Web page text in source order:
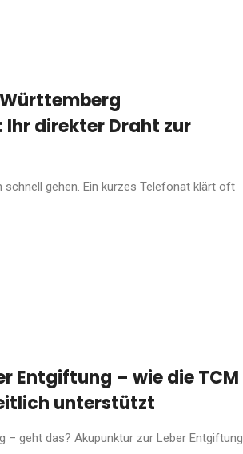
Ihr direkter Draht zur
gehen. Ein kurzes Telefonat klärt oft
Entgiftung – wie die TCM
unterstützt
– geht das? Akupunktur zur Leber Entgiftung